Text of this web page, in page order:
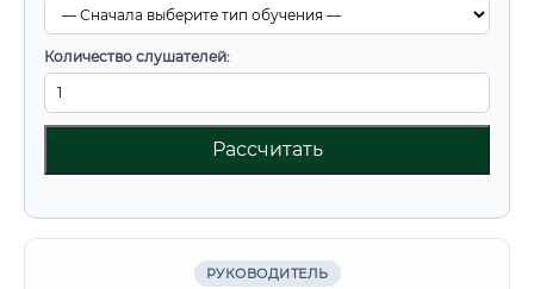
Количество слушателей:
Рассчитать
РУКОВОДИТЕЛЬ